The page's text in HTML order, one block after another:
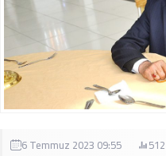
6 Temmuz 2023 09:55 512